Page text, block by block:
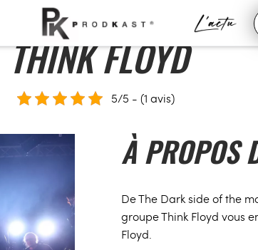
THINK FLOYD
5/5 - (1 avis)
À PROPOS
De The Dark side of the
groupe Think Floyd vous
Floyd.